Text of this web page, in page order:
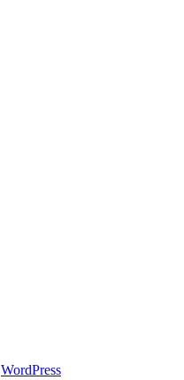
WordPress